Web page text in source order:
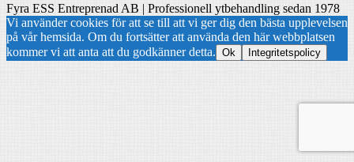
Fyra ESS Entreprenad AB | Professionell ytbehandling sedan 1978
Vi använder cookies för att se till att vi ger dig den bästa upplevelsen
på vår hemsida. Om du fortsätter att använda den här webbplatsen
kommer vi att anta att du godkänner detta. Ok Integritetspolicy